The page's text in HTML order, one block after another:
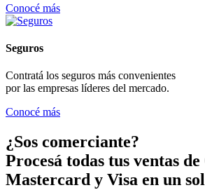
Conocé más
Seguros
Contratá los seguros más convenientes
por las empresas líderes del mercado.
Conocé más
¿Sos comerciante?
Procesá todas tus ventas
Mastercard y Visa en un